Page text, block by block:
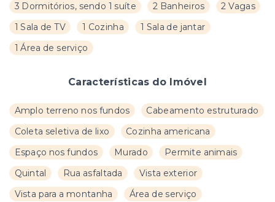
3 Dormitórios, sendo 1 suíte 2 Banheiros
2 Vagas
1 Sala de TV
1 Cozinha
1 Sala de jantar
1 Área de serviço
Características do Imóvel
Amplo terreno nos fundos
Cabeamento estruturado
Coleta seletiva de lixo
Cozinha americana
Espaço nos fundos
Murado
Permite animais
Quintal
Rua asfaltada
Vista exterior
Vista para a montanha
Área de serviço